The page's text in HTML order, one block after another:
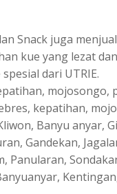
Snack juga
kue yang lezat
dari UTRIE.